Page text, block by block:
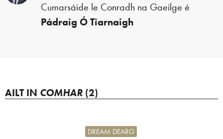
Cumarsáide le Conradh na Gaeilge é
Pádraig Ó Tiarnaigh
AILT IN COMHAR (2)
DREAM DEARG